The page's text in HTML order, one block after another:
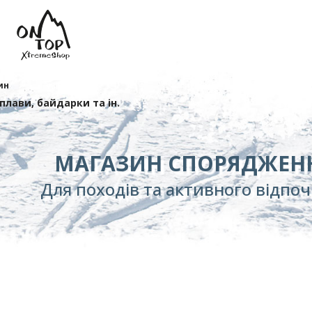
байдарки та ін.
МАГАЗИН
Для походів та активного